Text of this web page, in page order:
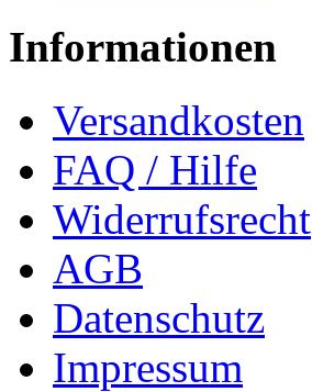
Informationen
Versandkosten
FAQ / Hilfe
Widerrufsrecht
AGB
Datenschutz
Impressum